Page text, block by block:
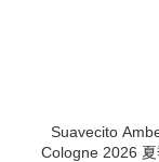
Suavecito
Cologne 2026 夏